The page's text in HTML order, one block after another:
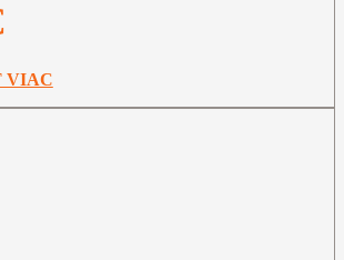
VIAC